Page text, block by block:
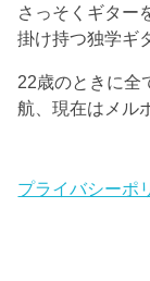
さっそくギター
掛け持つ独学ギ
22歳のときに全
航、現在はメル
プライバシーポ